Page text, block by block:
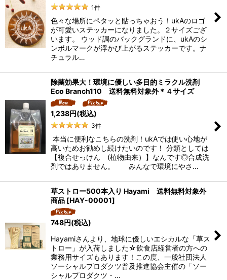
1件
色々な場所にペタッと貼っちゃおう！ukAのロゴ
が可愛いステッカーになりました。２サイズござ
います。 ウッド調のバックグランドに、ukAのシ
ンボルマークが浮かび上がるステッカーです。ナ
チュラル…
除菌効果大！環境に優しい多目的ミラクル洗剤
Eco Branch110 送料無料対象外＊４サイズ
1,238円(税込)
3件
本当に便利なこちらの洗剤！ukAでは使い心地が
高いためお勧めし続けたいのです！ 分類としては
【複合せっけん (植物由来）】なんです◎合成洗
剤ではありません。 みんなで環境にやさ…
草ストロー500本入り Hayami 送料無料対象外
商品 [HAY-00001]
748円(税込)
Hayamiさんより、地球に優しいエシカルな「草ス
トロー」が入荷しました☆飲食店経営者の方への
業務用サイズもあります！この度、一般社団法人
ソーシャルプロダクツ普及推進協会主催の「ソー
シャルプロダクツ・…